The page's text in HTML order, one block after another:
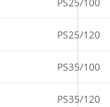
PS25/120
PS35/100
PS35/120